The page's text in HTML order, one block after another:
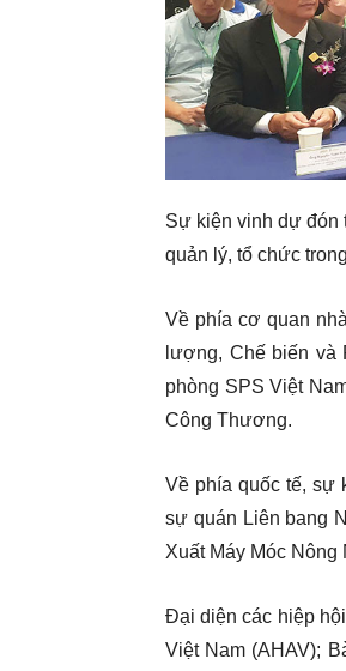
Sự kiện vinh dự đón
quản lý, tổ chức
Về phía cơ quan
lượng, Chế biến và
phòng SPS Việt
Công Thương.
Về phía quốc tế, sự
sự quán Liên bang
Xuất Máy Móc
Đại diện các hiệp
Việt Nam (AHAV);